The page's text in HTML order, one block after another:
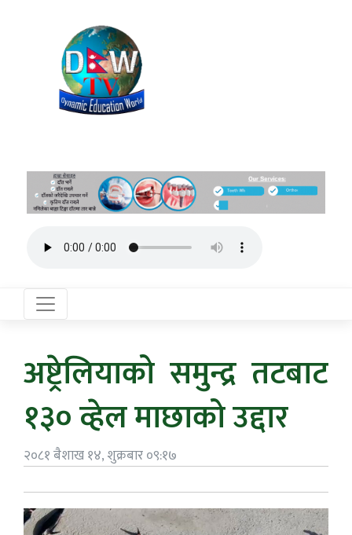
अष्ट्रेलियाको समुन्द्र तटबाट
१३० व्हेल माछाको उद्दार
२०८१ बैशाख १४, शुक्रबार ०९:१७